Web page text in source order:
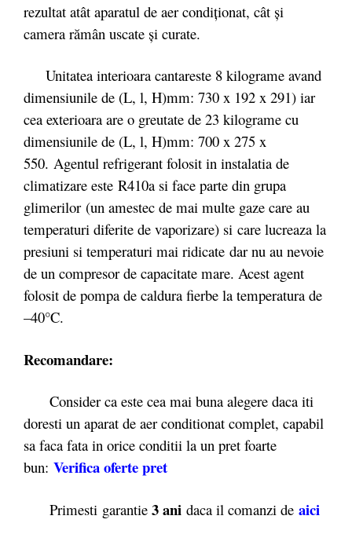
rezultat atât aparatul de aer condiţionat, cât şi
camera rămân uscate şi curate.
Unitatea interioara cantareste 8 kilograme avand
dimensiunile de (L, l, H)mm: 730 x 192 x 291) iar
cea exterioara are o greutate de 23 kilograme cu
dimensiunile de (L, l, H)mm: 700 x 275 x
550. Agentul refrigerant folosit in instalatia de
climatizare este R410a si face parte din grupa
glimerilor (un amestec de mai multe gaze care au
temperaturi diferite de vaporizare) si care lucreaza la
presiuni si temperaturi mai ridicate dar nu au nevoie
de un compresor de capacitate mare. Acest agent
folosit de pompa de caldura fierbe la temperatura de
–40°C.
Recomandare:
Consider ca este cea mai buna alegere daca iti
doresti un aparat de aer conditionat complet, capabil
sa faca fata in orice conditii la un pret foarte
bun: Verifica oferte pret
Primesti garantie 3 ani daca il comanzi de aici